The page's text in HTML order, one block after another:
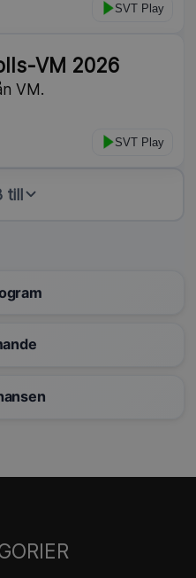
SVT Play
VM 2026
VM.
SVT Play
till